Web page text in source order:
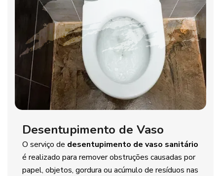
Desentupimento de Vaso
O serviço de desentupimento de vaso sanitário
é realizado para remover obstruções causadas por
papel, objetos, gordura ou acúmulo de resíduos nas